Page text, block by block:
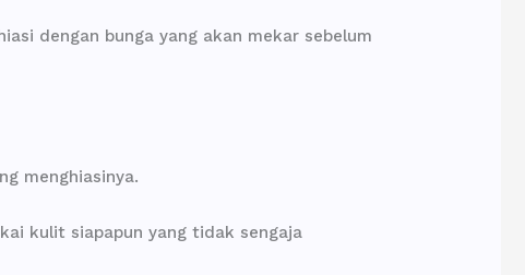
dengan bunga yang akan mekar sebelum
menghiasinya.
kulit siapapun yang tidak sengaja